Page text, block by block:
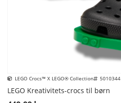
LEGO Crocs™ X LEGO® Collection 5010344
LEGO Kreativitets-crocs til børn